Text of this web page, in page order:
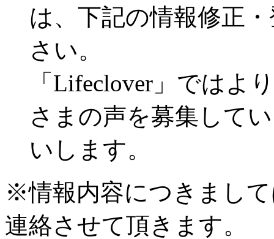
は、下記の情報修正
さい。
「Lifeclover」ではよ
さまの声を募集して
いします。
※情報内容につきまし
連絡させて頂きます。